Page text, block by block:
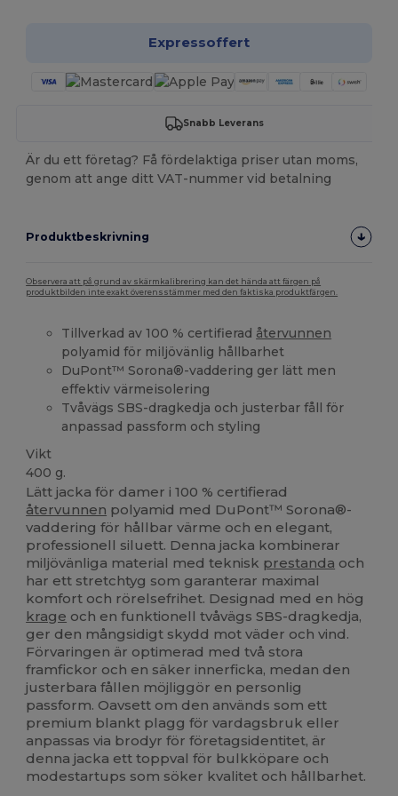
Expressoffert
Snabb Leverans
Är du ett företag? Få fördelaktiga priser utan moms,
genom att ange ditt VAT-nummer vid betalning
Produktbeskrivning
Observera att på grund av skärmkalibrering kan det hända att färgen på
produktbilden inte exakt överensstämmer med den faktiska produktfärgen.
Tillverkad av 100 % certifierad återvunnen
polyamid för miljövänlig hållbarhet
DuPont™ Sorona®-vaddering ger lätt men
effektiv värmeisolering
Tvåvägs SBS-dragkedja och justerbar fåll för
anpassad passform och styling
Vikt
400 g.
Lätt jacka för damer i 100 % certifierad
återvunnen polyamid med DuPont™ Sorona®-
vaddering för hållbar värme och en elegant,
professionell siluett. Denna jacka kombinerar
miljövänliga material med teknisk prestanda och
har ett stretchtyg som garanterar maximal
komfort och rörelsefrihet. Designad med en hög
krage och en funktionell tvåvägs SBS-dragkedja,
ger den mångsidigt skydd mot väder och vind.
Förvaringen är optimerad med två stora
framfickor och en säker innerficka, medan den
justerbara fållen möjliggör en personlig
passform. Oavsett om den används som ett
premium blankt plagg för vardagsbruk eller
anpassas via brodyr för företagsidentitet, är
denna jacka ett toppval för bulkköpare och
modestartups som söker kvalitet och hållbarhet.